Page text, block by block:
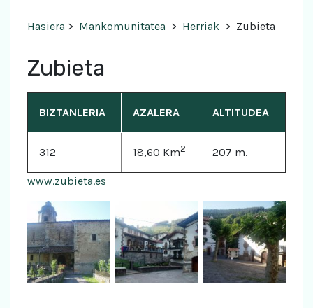
Hasiera > Mankomunitatea > Herriak > Zubieta
Zubieta
BIZTANLERIA AZALERA ALTITUDEA
312 18,60 Km2 207 m.
www.zubieta.es